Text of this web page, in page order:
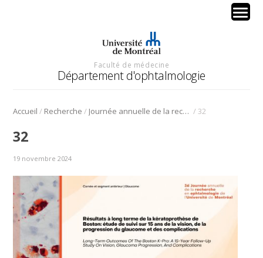
Faculté de médecine
Département d'ophtalmologie
Accueil / Recherche / Journée annuelle de la recherche en ophtalmologie de l’Université de Montréal /32
32
19 novembre 2024